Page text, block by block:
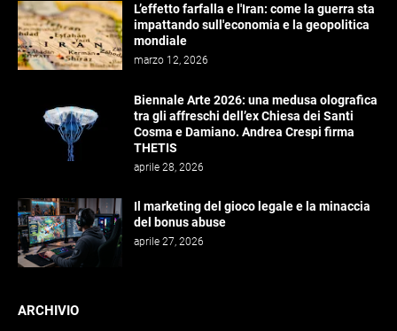
L’effetto farfalla e l'Iran: come la guerra sta
impattando sull'economia e la geopolitica
mondiale
marzo 12, 2026
Biennale Arte 2026: una medusa olografica
tra gli affreschi dell’ex Chiesa dei Santi
Cosma e Damiano. Andrea Crespi firma
THETIS
aprile 28, 2026
Il marketing del gioco legale e la minaccia
del bonus abuse
aprile 27, 2026
ARCHIVIO